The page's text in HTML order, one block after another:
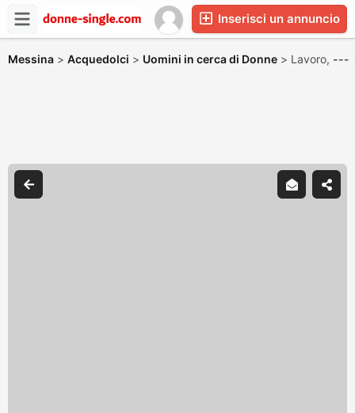
Inserisci un annuncio
Messina > Acquedolci > Uomini in cerca di Donne > Lavoro, ---